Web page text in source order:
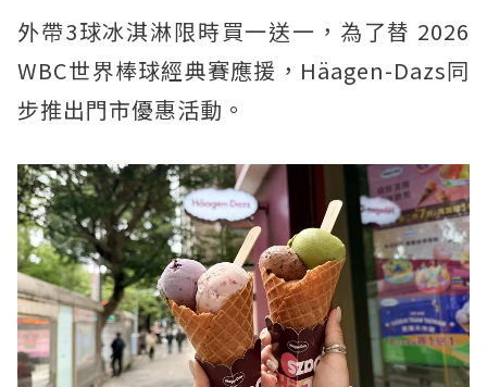
外帶3球冰淇淋限時買一送一，為了替 2026
WBC世界棒球經典賽應援，Häagen-Dazs同
步推出門市優惠活動。